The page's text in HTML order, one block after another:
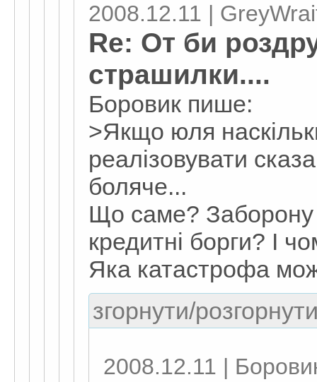
2008.12.11 |
Re: От би
страшилки....
Боровик пише:
>Якщо юля
реалізовувати
боляче...
Що саме? Заборону
кредитні борги? І
Яка катастрофа
згорнути/
2008.12.11 |